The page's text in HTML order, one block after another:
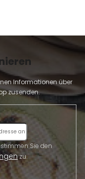
Informationen über
zusenden.
zu.